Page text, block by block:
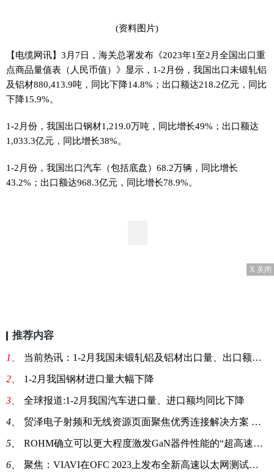
(资料图片)
【电缆网讯】3月7日，海关总署发布《2023年1至2月全国出口重
点商品量值表（人民币值）》显示，1-2月份，我国出口未锻轧铝
及铝材880,413.9吨，同比下降14.8%；出口额达218.2亿元，同比
下降15.9%。
1-2月份，我国出口钢材1,219.0万吨，同比增长49%；出口额达
1,033.3亿元，同比增长38%。
1-2月份，我国出口汽车（包括底盘）68.2万辆，同比增长
43.2%；出口额达968.3亿元，同比增长78.9%。
X 关闭
推荐内容
1、 当前热讯：1-2月我国未锻轧铝及铝材出口量、出口额同比均下跌
2、 1-2月我国钢材进口量大幅下降
3、 全球报道:1-2月我国汽车进口量、进口额均同比下降
4、 贸泽电子射频和无线资源页面聚焦优秀连接解决方案 全球热闻
5、 ROHM确立可以更大程度激发GaN器件性能的“超高速驱动控制”IC 技术 全球新要闻
6、 聚焦：VIAVI在OFC 2023上发布全新高速以太网测试平台